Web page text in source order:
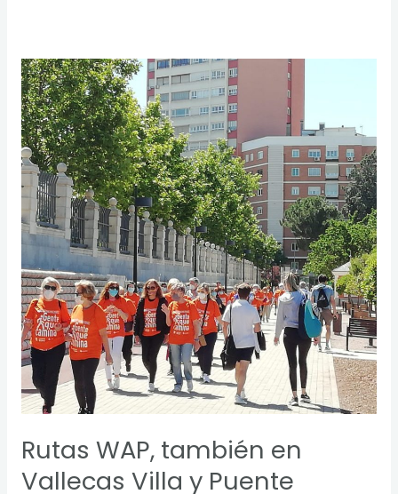
Rutas WAP, también en
Vallecas Villa y Puente
Rutas
WAP,
también
en
Vallecas
Villa
y
Puente